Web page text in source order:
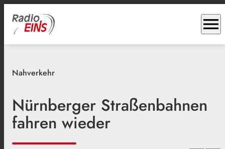
menu
Nahverkehr
Nürnberger Straßenbahnen
fahren wieder